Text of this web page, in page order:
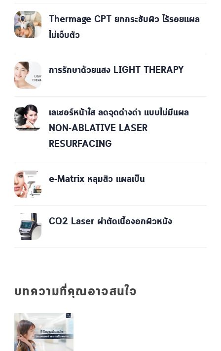
Thermage CPT ยกกระชับผิว ไร้รอยแผล
ไม่เจ็บตัว
การรักษาด้วยแสง LIGHT THERAPY
เลเซอร์หน้าใส ลดจุดด่างดำ แบบไม่มีแผล
NON-ABLATIVE LASER
RESURFACING
e-Matrix หลุมสิว แผลเป็น
CO2 Laser ผ่าตัดเนื้องอกผิวหนัง
บทความที่คุณอาจสนใจ